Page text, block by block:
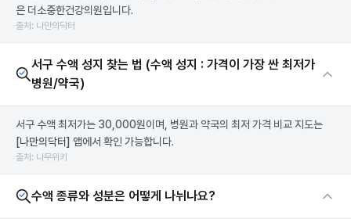
은 더소중한건강의원입니다.
출처: 나만의닥터
서구 수액 성지 찾는 법 (수액 성지 : 가격이 가장 싼 최저가
병원/약국)
서구 수액 최저가는 30,000원이며, 병원과 약국의 최저 가격 비교 지도는
[나만의닥터] 앱에서 확인 가능합니다.
출처: 나무위키
수액 종류와 성분은 어떻게 나뉘나요?